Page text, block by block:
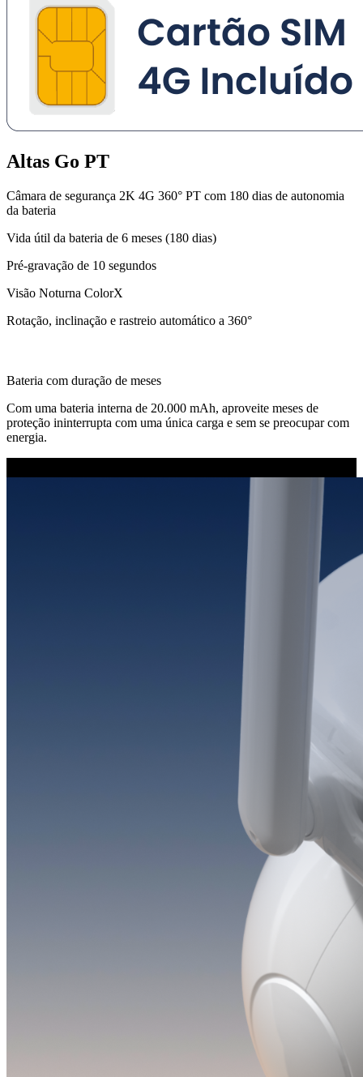
Altas Go PT
Câmara de segurança 2K 4G 360° PT com 180 dias de autonomia
da bateria
Vida útil da bateria de 6 meses (180 dias)
Pré-gravação de 10 segundos
Visão Noturna ColorX
Rotação, inclinação e rastreio automático a 360°
Bateria com duração de meses
Com uma bateria interna de 20.000 mAh, aproveite meses de
proteção ininterrupta com uma única carga e sem se preocupar com
energia.